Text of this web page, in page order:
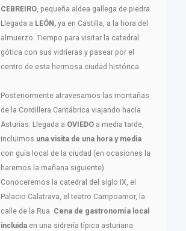
CEBREIRO, pequeña aldea gallega de piedra.
Llegada a LEÓN, ya en Castilla, a la hora del
almuerzo. Tiempo para visitar la catedral
gótica con sus vidrieras y pasear por el
centro de esta hermosa ciudad histórica.
Posteriormente atravesamos las montañas
de la Cordillera Cantábrica viajando hacia
Asturias. Llegada a OVIEDO a media tarde,
incluimos una visita de una hora y media
con guía local de la ciudad (en ocasiones la
haremos la mañana siguiente).
Conoceremos la catedral del siglo IX, el
Palacio Calatrava, el teatro Campoamor, la
calle de la Rua. Cena de gastronomía local
incluida en una sidrería típica asturiana.